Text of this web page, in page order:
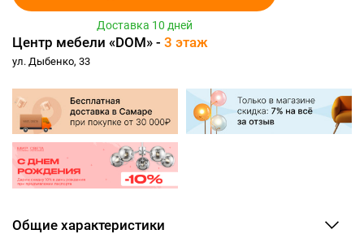
Доставка 10 дней
Центр мебели «DOM» - 3 этаж
ул. Дыбенко, 33
Общие характеристики